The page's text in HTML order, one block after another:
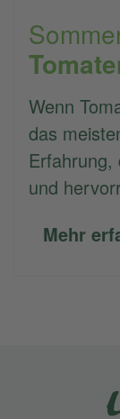
Wenn
das
und
Mehr